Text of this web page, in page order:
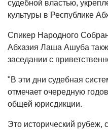
судебной властью,
культуры в Республике
Спикер Народного
Абхазия Лаша Ашуба
заседании с
"В эти дни судебная
отмечает очередную
общей юрисдикции.
Это исторический рубеж,